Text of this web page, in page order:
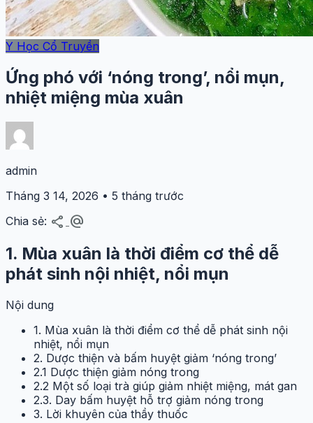
Y Học Cổ Truyền
Ứng phó với ‘nóng trong’, nổi mụn,
nhiệt miệng mùa xuân
admin
Tháng 3 14, 2026 • 5 tháng trước
Chia sẻ: share alternate_email
1. Mùa xuân là thời điểm cơ thể dễ
phát sinh nội nhiệt, nổi mụn
Nội dung
1. Mùa xuân là thời điểm cơ thể dễ phát sinh nội
nhiệt, nổi mụn
2. Dược thiện và bấm huyệt giảm ‘nóng trong’
2.1 Dược thiện giảm nóng trong
2.2 Một số loại trà giúp giảm nhiệt miệng, mát gan
2.3. Day bấm huyệt hỗ trợ giảm nóng trong
3. Lời khuyên của thầy thuốc